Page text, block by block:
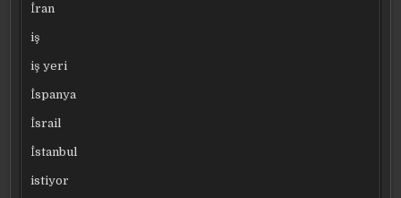
İran
iş
iş yeri
İspanya
İsrail
İstanbul
istiyor